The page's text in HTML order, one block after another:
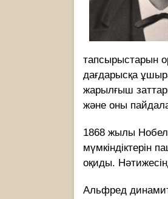
тапсырыстарын
дағдарысқа
жарылғыш
және оны
1868 жылы
мүмкіндіктерін
оқиды.
Альфред